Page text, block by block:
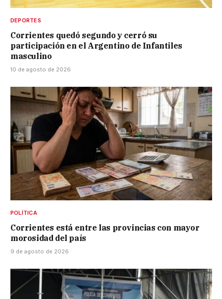
DEPORTES
Corrientes quedó segundo y cerró su
participación en el Argentino de Infantiles
masculino
10 de agosto de 2026
POLÍTICA
Corrientes está entre las provincias con mayor
morosidad del país
9 de agosto de 2026